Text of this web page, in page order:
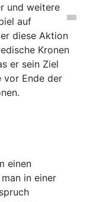
und weitere
auf
diese Aktion
Kronen
er sein Ziel
vor Ende der
einen
in einer